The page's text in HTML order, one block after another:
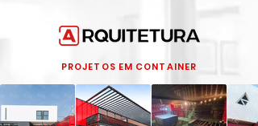
PROJETOS EM CONTAINER